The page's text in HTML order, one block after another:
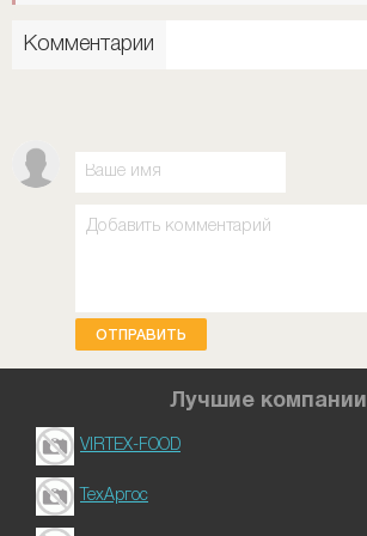
Комментарии
ОТПРАВИТЬ
Лучшие компании
VIRTEX-FOOD
ТехАргос